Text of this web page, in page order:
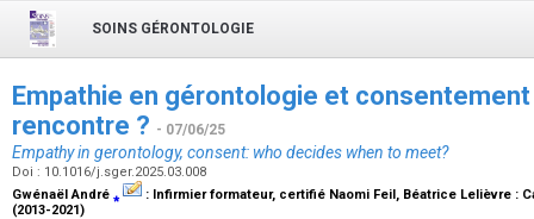
SOINS GÉRONTOLOGIE
Empathie en gérontologie et consentement
rencontre ? - 07/06/25
Empathy in gerontology, consent: who decides when to meet?
Doi : 10.1016/j.sger.2025.03.008
Gwénaël André ⁎ : Infirmier formateur, certifié Naomi Feil, Béatrice Lelièvre :
(2013-2021)